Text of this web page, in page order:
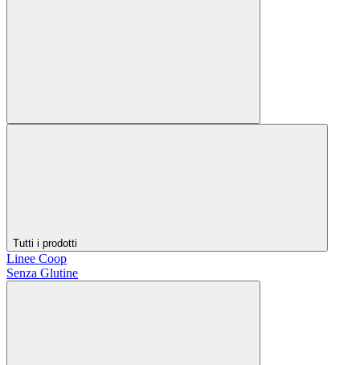
Tutti i prodotti
Linee Coop
Senza Glutine